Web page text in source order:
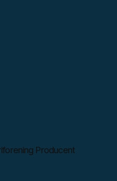
Producent